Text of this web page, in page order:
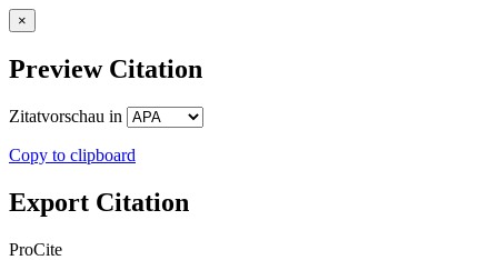
×
Preview Citation
Zitatvorschau in
Copy to clipboard
Export Citation
ProCite